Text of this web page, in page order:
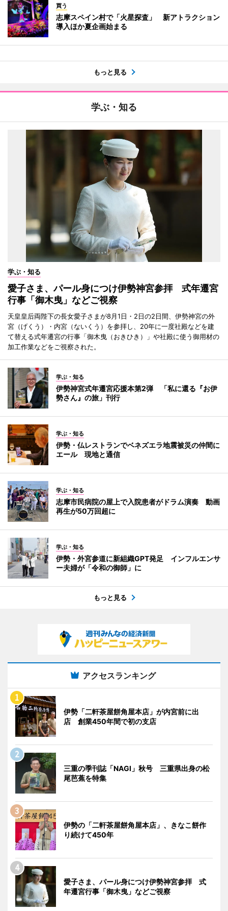
買う
志摩スペイン村で「火星探査」 新アトラクション
導入ほか夏企画始まる
もっと見る
学ぶ・知る
学ぶ・知る
愛子さま、パール身につけ伊勢神宮参拝 式年遷宮
行事「御木曳」などご視察
天皇皇后両陛下の長女愛子さまが8月1日・2日の2日間、伊勢神宮の外
宮（げくう）・内宮（ないくう）を参拝し、20年に一度社殿などを建
て替える式年遷宮の行事「御木曳（おきひき）」や社殿に使う御用材の
加工作業などをご視察された。
学ぶ・知る
伊勢神宮式年遷宮応援本第2弾 「私に還る『お伊
勢さん』の旅」刊行
学ぶ・知る
伊勢・仏レストランでベネズエラ地震被災の仲間に
エール 現地と通信
学ぶ・知る
志摩市民病院の屋上で入院患者がドラム演奏 動画
再生が50万回超に
学ぶ・知る
伊勢・外宮参道に新組織GPT発足 インフルエンサ
ー夫婦が「令和の御師」に
もっと見る
アクセスランキング
伊勢「二軒茶屋餅角屋本店」が内宮前に出
店 創業450年間で初の支店
三重の季刊誌「NAGI」秋号 三重県出身の松
尾芭蕉を特集
伊勢の「二軒茶屋餅角屋本店」、きなこ餅作
り続けて450年
愛子さま、パール身につけ伊勢神宮参拝 式
年遷宮行事「御木曳」などご視察